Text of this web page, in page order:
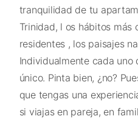
tranquilidad de tu
Trinidad, l os hábitos más
residentes , los paisajes
Individualmente cada uno
único. Pinta bien, ¿no?
que tengas una
si viajas en pareja, en